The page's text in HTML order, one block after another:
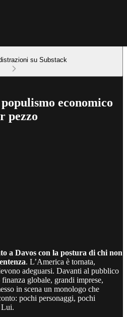
su Substack
economico
pezzo
a Davos con la postura di chi non
. L’America è tornata,
adeguarsi. Davanti al pubblico
globale, grandi imprese,
in scena un monologo che
pochi personaggi, pochi
Lui.